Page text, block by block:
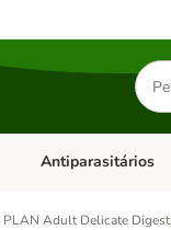
Gatos
Abrir menu de
Antiparasitários
PLAN Adult Delicate